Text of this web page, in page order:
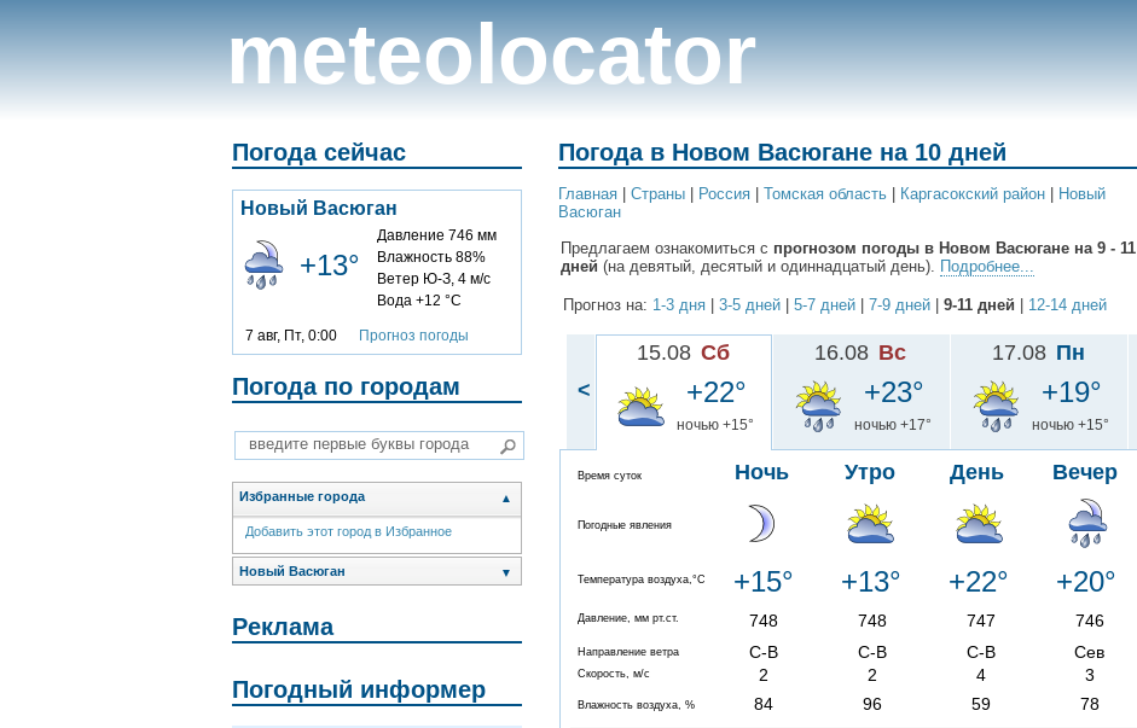
meteolocator
Погода сейчас
Новый Васюган
+13°
Давление 746 мм
Влажность 88%
Ветер Ю-З, 4 м/с
Вода +12 °C
7 авг, Пт, 0:00 Прогноз погоды
Погода по городам
Избранные города ▲
Добавить этот город в Избранное
Новый Васюган ▼
Реклама
Погодный информер
Погода в Новом Васюгане на 10 дней
Главная Cтраны Россия Томская область Каргасокский район
Новый
Васюган
Предлагаем ознакомиться с прогнозом погоды в Новом Васюгане на 9 - 11
дней (на девятый, десятый и одиннадцатый день). Подробнее...
Прогноз на: 1-3 дня 3-5 дней 5-7 дней 7-9 дней 9-11 дней 12-14 дней
<
15.08 Сб
+22°
ночью +15°
Время суток Ночь Утро День Вечер
Погодные явления
Температура воздуха,°C +15° +13° +22° +20°
Давление, мм рт.ст. 748 748 747 746
Направление ветра С-В С-В С-В Сев
Скорость, м/с 2 2 4 3
Влажность воздуха, % 84 96 59 78
16.08 Вс
+23°
ночью +17°
17.08 Пн
+19°
ночью +15°